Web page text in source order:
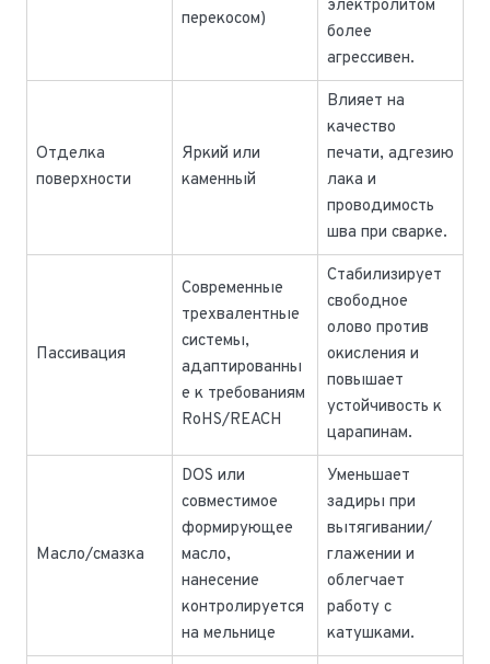
перекосом)
электролитом
более
агрессивен.
Отделка
поверхности
Яркий или
каменный
Влияет на
качество
печати, адгезию
лака и
проводимость
шва при сварке.
Пассивация
Современные
трехвалентные
системы,
адаптированны
е к требованиям
RoHS/REACH
Стабилизирует
свободное
олово против
окисления и
повышает
устойчивость к
царапинам.
Масло/смазка
DOS или
совместимое
формирующее
масло,
нанесение
контролируется
на мельнице
Уменьшает
задиры при
вытягивании/
глажении и
облегчает
работу с
катушками.